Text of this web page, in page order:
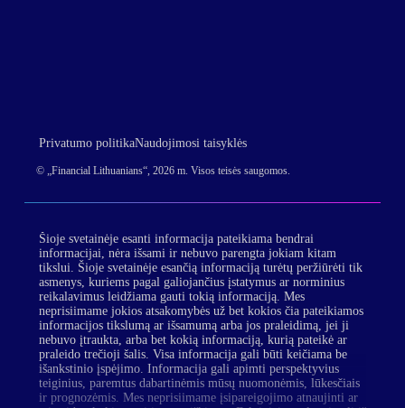
Privatumo politikaNaudojimosi taisyklės
© „Financial Lithuanians“, 2026 m. Visos teisės saugomos.
Šioje svetainėje esanti informacija pateikiama bendrai
informacijai, nėra išsami ir nebuvo parengta jokiam kitam
tikslui. Šioje svetainėje esančią informaciją turėtų peržiūrėti tik
asmenys, kuriems pagal galiojančius įstatymus ar norminius
reikalavimus leidžiama gauti tokią informaciją. Mes
neprisiimame jokios atsakomybės už bet kokios čia pateikiamos
informacijos tikslumą ar išsamumą arba jos praleidimą, jei ji
nebuvo įtraukta, arba bet kokią informaciją, kurią pateikė ar
praleido trečioji šalis. Visa informacija gali būti keičiama be
išankstinio įspėjimo. Informacija gali apimti perspektyvius
teiginius, paremtus dabartinėmis mūsų nuomonėmis, lūkesčiais
ir prognozėmis. Mes neprisiimame įsipareigojimo atnaujinti ar